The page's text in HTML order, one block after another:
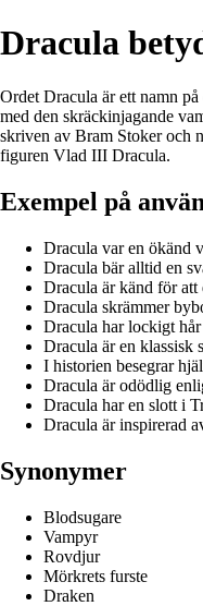
Dracula
Ordet Dracula är ett namn
med den skräckinjagande
skriven av Bram Stoker och
figuren Vlad III Dracula.
Exempel på
Dracula var en ökänd
Dracula bär alltid en
Dracula är känd för att
Dracula skrämmer
Dracula har lockigt
Dracula är en klassisk
I historien besegrar
Dracula är odödlig
Dracula har en slott i
Dracula är inspirerad
Synonymer
Blodsugare
Vampyr
Rovdjur
Mörkrets furste
Draken